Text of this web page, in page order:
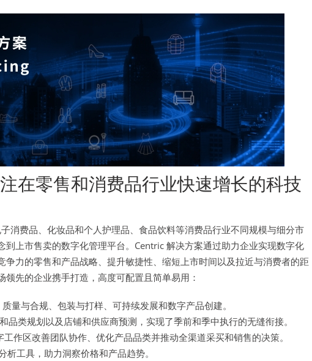
在零售和消费品行业快速增长的科技
消费品、化妆品和个人护理品、食品饮料等消费品行业不同规模与细分市
上市售卖的数字化管理平台。Centric 解决方案通过助力企业实现数字化
力的零售和产品战略、提升敏捷性、缩短上市时间以及拉近与消费者的距
先的企业携手打造，高度可配置且简单易用：
量与合规、包装与打样、可持续发展和数字产品创建。
品类规划以及店铺和供应商预测，实现了季前和季中执行的无缝衔接。
作区改善团队协作、优化产品品类并推动全渠道采买和销售的决策。
工具，助力洞察价格和产品趋势。